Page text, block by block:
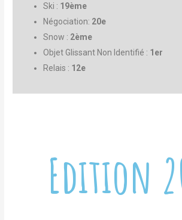
Ski : 19ème
Négociation: 20e
Snow : 2ème
Objet Glissant Non Identifié : 1er
Relais : 12e
Edition